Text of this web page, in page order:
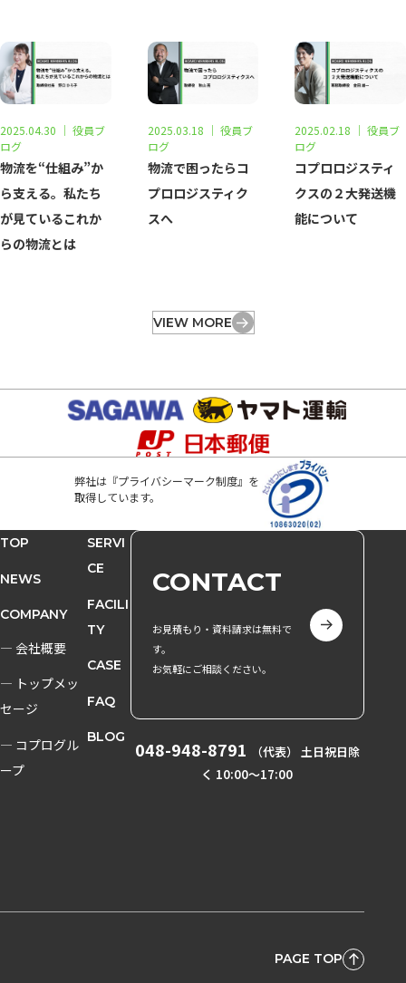
2025.04.30 ｜ 役員ブ
ログ
物流を“仕組み”か
ら支える。私たち
が見ているこれか
らの物流とは
2025.03.18 ｜ 役員ブ
ログ
物流で困ったらコ
プロロジスティク
スへ
2025.02.18 ｜役員ブ
ログ
コプロロジスティ
クスの２大発送機
能について
VIEW MORE
弊社は『プライバシーマーク制度』を
取得しています。
TOP
NEWS
COMPANY
― 会社概要
― トップメッ
セージ
― コプログル
ープ
SERVI
CE
FACILI
TY
CASE
FAQ
BLOG
CONTACT
お見積もり・資料請求は無料で
す。
お気軽にご相談ください。
048-948-8791
（代表） 土日祝日除
く 10:00〜17:00
PAGE TOP